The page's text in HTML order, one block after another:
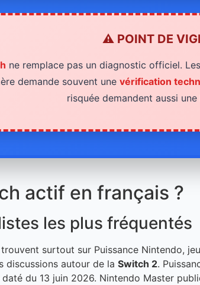
⚠️ POINT DE
ne remplace pas un diagnostic officiel.
demande souvent une vérification
risquée demandent aussi
actif en français ?
les plus fréquentés
surtout sur Puissance Nintendo,
discussions autour de la Switch 2.
du 13 juin 2026. Nintendo Master